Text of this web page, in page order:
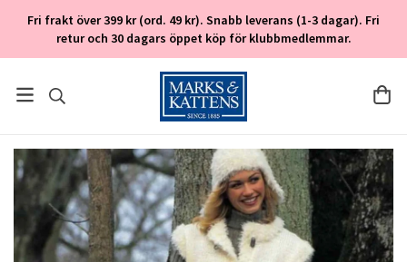
Fri frakt över 399 kr (ord. 49 kr). Snabb leverans (1-3 dagar). Fri
retur och 30 dagars öppet köp för klubbmedlemmar.